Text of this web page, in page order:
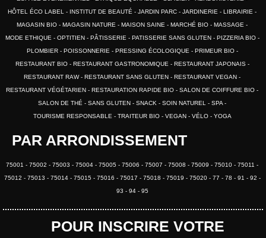
HÔTEL ÉCO LABEL
INSTITUT DE BEAUTÉ JARDIN PARC JARDINERIE
LIBRAIRIE
MAGASIN BIO
MAGASIN NATURE MAISON SAINE MARCHÉ BIO
MASSAGE
MODE ETHIQUE
OPTITIEN PÂTISSERIE PATISSERIE SANS GLUTEN
PIZZERIA BIO
PLOMBIER
POISSONNERIE PRESSING ÉCOLOGIQUE
PRIMEUR BIO
RESTAURANT BIO
RESTAURANT GASTRONOMIQUE
RESTAURANT JAPONAIS
RESTAURANT RAW
RESTAURANT SANS GLUTEN
RESTAURANT VEGAN
RESTAURANT VÉGÉTARIEN
RESTAURATION RAPIDE BIO
SALON DE COIFFURE BIO
SALON DE THÉ
SANS GLUTEN SNACK SOIN NATUREL
SPA
TOURISME RESPONSABLE
TRAITEUR BIO VEGAN VÉLO YOGA
PAR ARRONDISSEMENT
75001 75002 75003 75004 75005 75006 75007 75008 75009 75010
75011
75012
75013 75014 75015 75016 75017 75018 75019 75020 77 78 91
92
93
94 95
POUR INSCRIRE VOTRE